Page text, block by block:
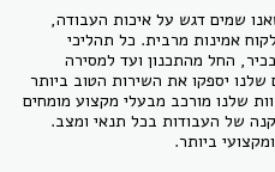
שמים דגש על איכות העבודה,
אמינות מרבית. כל תהליכי
החל מהתכנון ועד למסירה
שלנו יספקו את השירות הטוב ביותר
שלנו מורכב מבעלי מקצוע מומחים
של העבודות בכל תנאי ומצב.
ביותר.